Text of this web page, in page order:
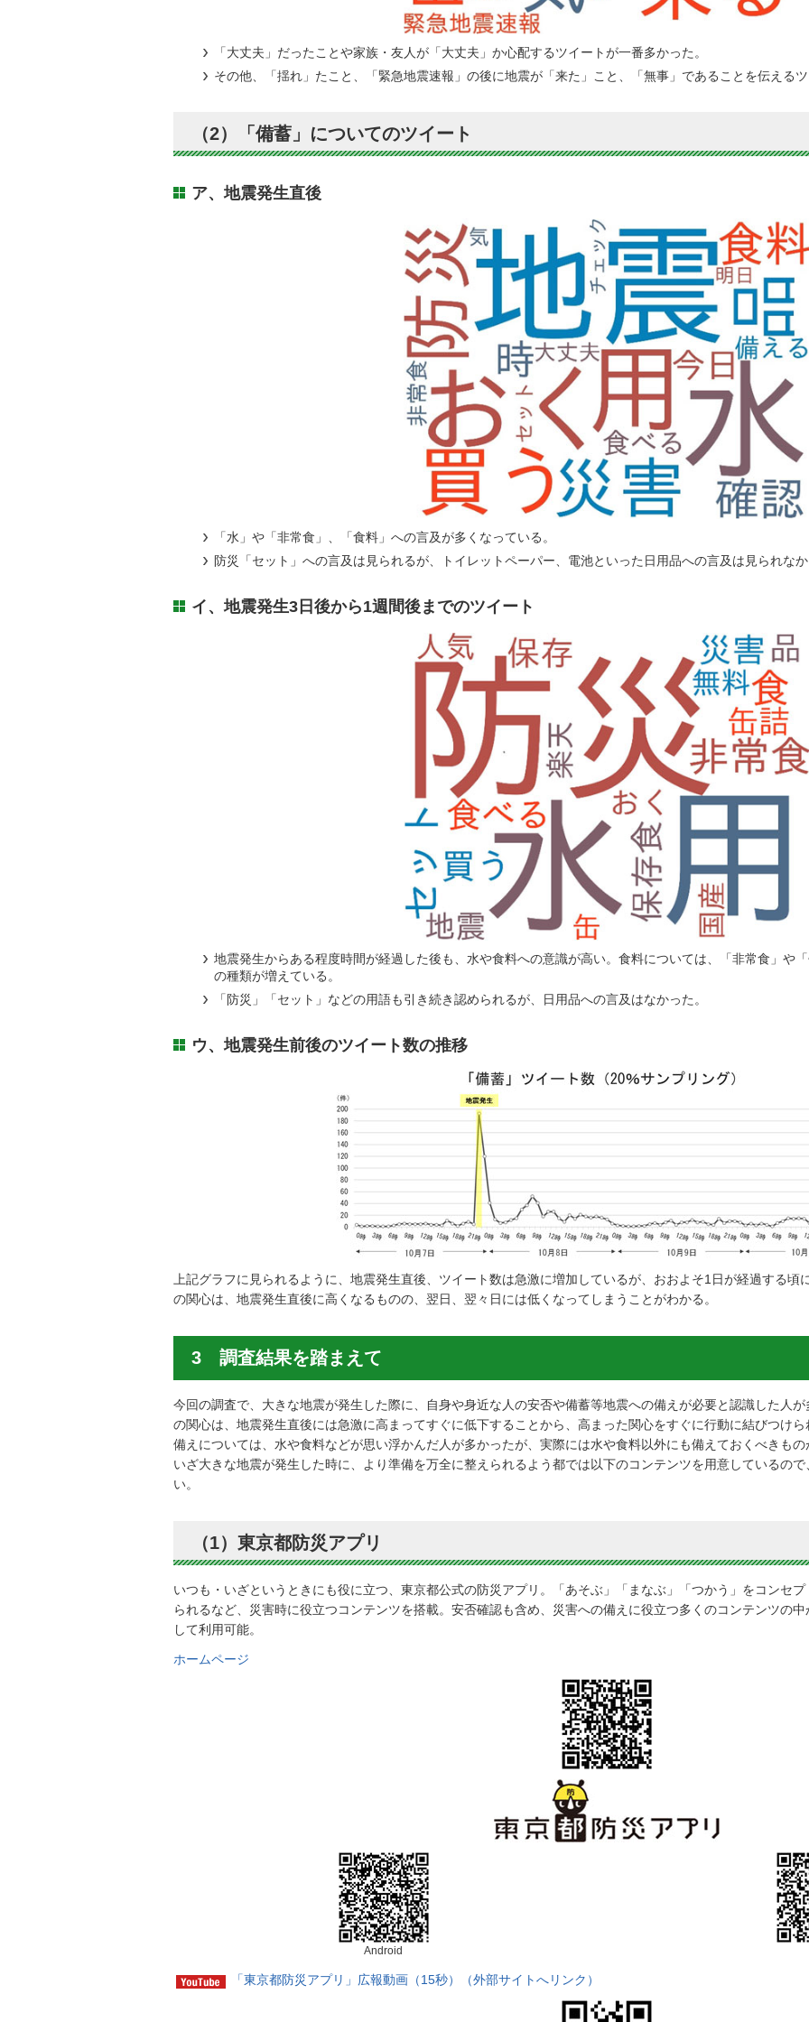
「大丈夫」だったことや家族・友人が「大丈夫」か心配するツイートが一番多かった。
その他、「揺れ」たこと、「緊急地震速報」の後に地震が「来た」こと、「無事」であることを伝える
（2）「備蓄」についてのツイート
ア、地震発生直後
「水」や「非常食」、「食料」への言及が多くなっている。
防災「セット」への言及は見られるが、トイレットペーパー、電池といった日用品への言及は見られな
イ、地震発生3日後から1週間後までのツイート
地震発生からある程度時間が経過した後も、水や食料への意識が高い。食料については、「非常食」や
の種類が増えている。
「防災」「セット」などの用語も引き続き認められるが、日用品への言及はなかった。
ウ、地震発生前後のツイート数の推移
上記グラフに見られるように、地震発生直後、ツイート数は急激に増加しているが、おおよそ1日が経過する
の関心は、地震発生直後に高くなるものの、翌日、翌々日には低くなってしまうことがわかる。
3 調査結果を踏まえて
今回の調査で、大きな地震が発生した際に、自身や身近な人の安否や備蓄等地震への備えが必要と認識した人
の関心は、地震発生直後には急激に高まってすぐに低下することから、高まった関心をすぐに行動に結びつけ
備えについては、水や食料などが思い浮かんだ人が多かったが、実際には水や食料以外にも備えておくべきもの
いざ大きな地震が発生した時に、より準備を万全に整えられるよう都では以下のコンテンツを用意しているの
い。
（1）東京都防災アプリ
いつも・いざというときにも役に立つ、東京都公式の防災アプリ。「あそぶ」「まなぶ」「つかう」をコンセ
られるなど、災害時に役立つコンテンツを搭載。安否確認も含め、災害への備えに役立つ多くのコンテンツの
して利用可能。
ホームページ
Android
「東京都防災アプリ」広報動画（15秒）（外部サイトへリンク）